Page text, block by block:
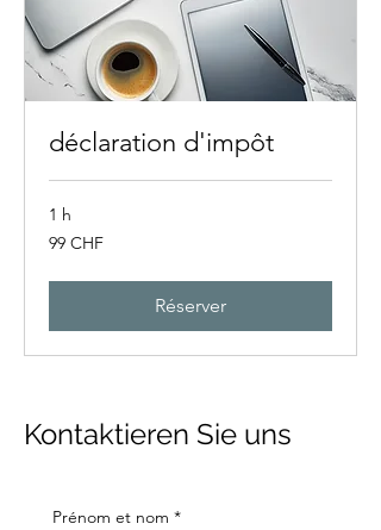
déclaration d'impôt
1 h
99
francs
99 CHF
Réserver
Kontaktieren Sie uns
Prénom et nom *